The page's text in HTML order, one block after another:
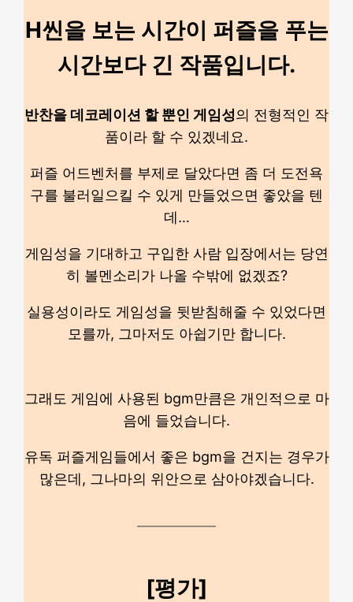
H씬을 보는 시간이 퍼즐을 푸는
시간보다 긴 작품입니다.
반찬을 데코레이션 할 뿐인 게임성의 전형적인 작
품이라 할 수 있겠네요.
퍼즐 어드벤처를 부제로 달았다면 좀 더 도전욕
구를 불러일으킬 수 있게 만들었으면 좋았을 텐
데…
게임성을 기대하고 구입한 사람 입장에서는 당연
히 볼멘소리가 나올 수밖에 없겠죠?
실용성이라도 게임성을 뒷받침해줄 수 있었다면
모를까, 그마저도 아쉽기만 합니다.
그래도 게임에 사용된 bgm만큼은 개인적으로 마
음에 들었습니다.
유독 퍼즐게임들에서 좋은 bgm을 건지는 경우가
많은데, 그나마의 위안으로 삼아야겠습니다.
[평가]